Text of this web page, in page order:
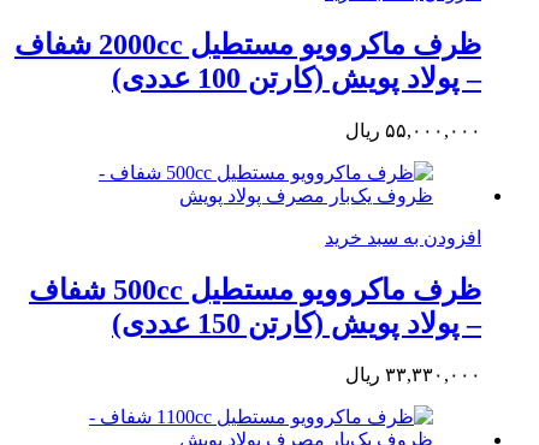
ظرف ماکروویو مستطیل 2000cc شفاف
– پولاد پویش (کارتن 100 عددی)
۵۵,۰۰۰,۰۰۰ ریال
افزودن به سبد خرید
ظرف ماکروویو مستطیل 500cc شفاف
– پولاد پویش (کارتن 150 عددی)
۳۳,۳۳۰,۰۰۰ ریال